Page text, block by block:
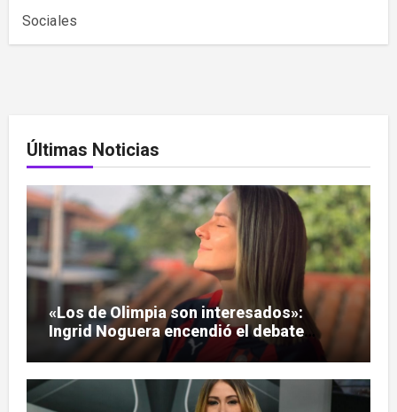
Sociales
Últimas Noticias
«Los de Olimpia son interesados»:
Ingrid Noguera encendió el debate
sobre las hinchadas